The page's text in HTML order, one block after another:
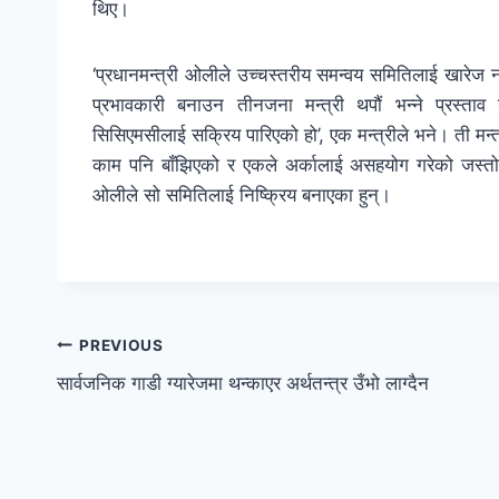
थिए।
‘प्रधानमन्त्री ओलीले उच्चस्तरीय समन्वय समितिलाई खारेज
प्रभावकारी बनाउन तीनजना मन्त्री थपौं भन्ने प्रस्ताव
सिसिएमसीलाई सक्रिय पारिएको हो’, एक मन्त्रीले भने। ती
काम पनि बाँझिएको र एकले अर्कालाई असहयोग गरेको
ओलीले सो समितिलाई निष्क्रिय बनाएका हुन्।
PREVIOUS
सार्वजनिक गाडी ग्यारेजमा थन्काएर अर्थतन्त्र उँभो लाग्दैन